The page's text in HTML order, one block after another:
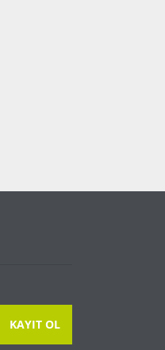
KAYIT OL